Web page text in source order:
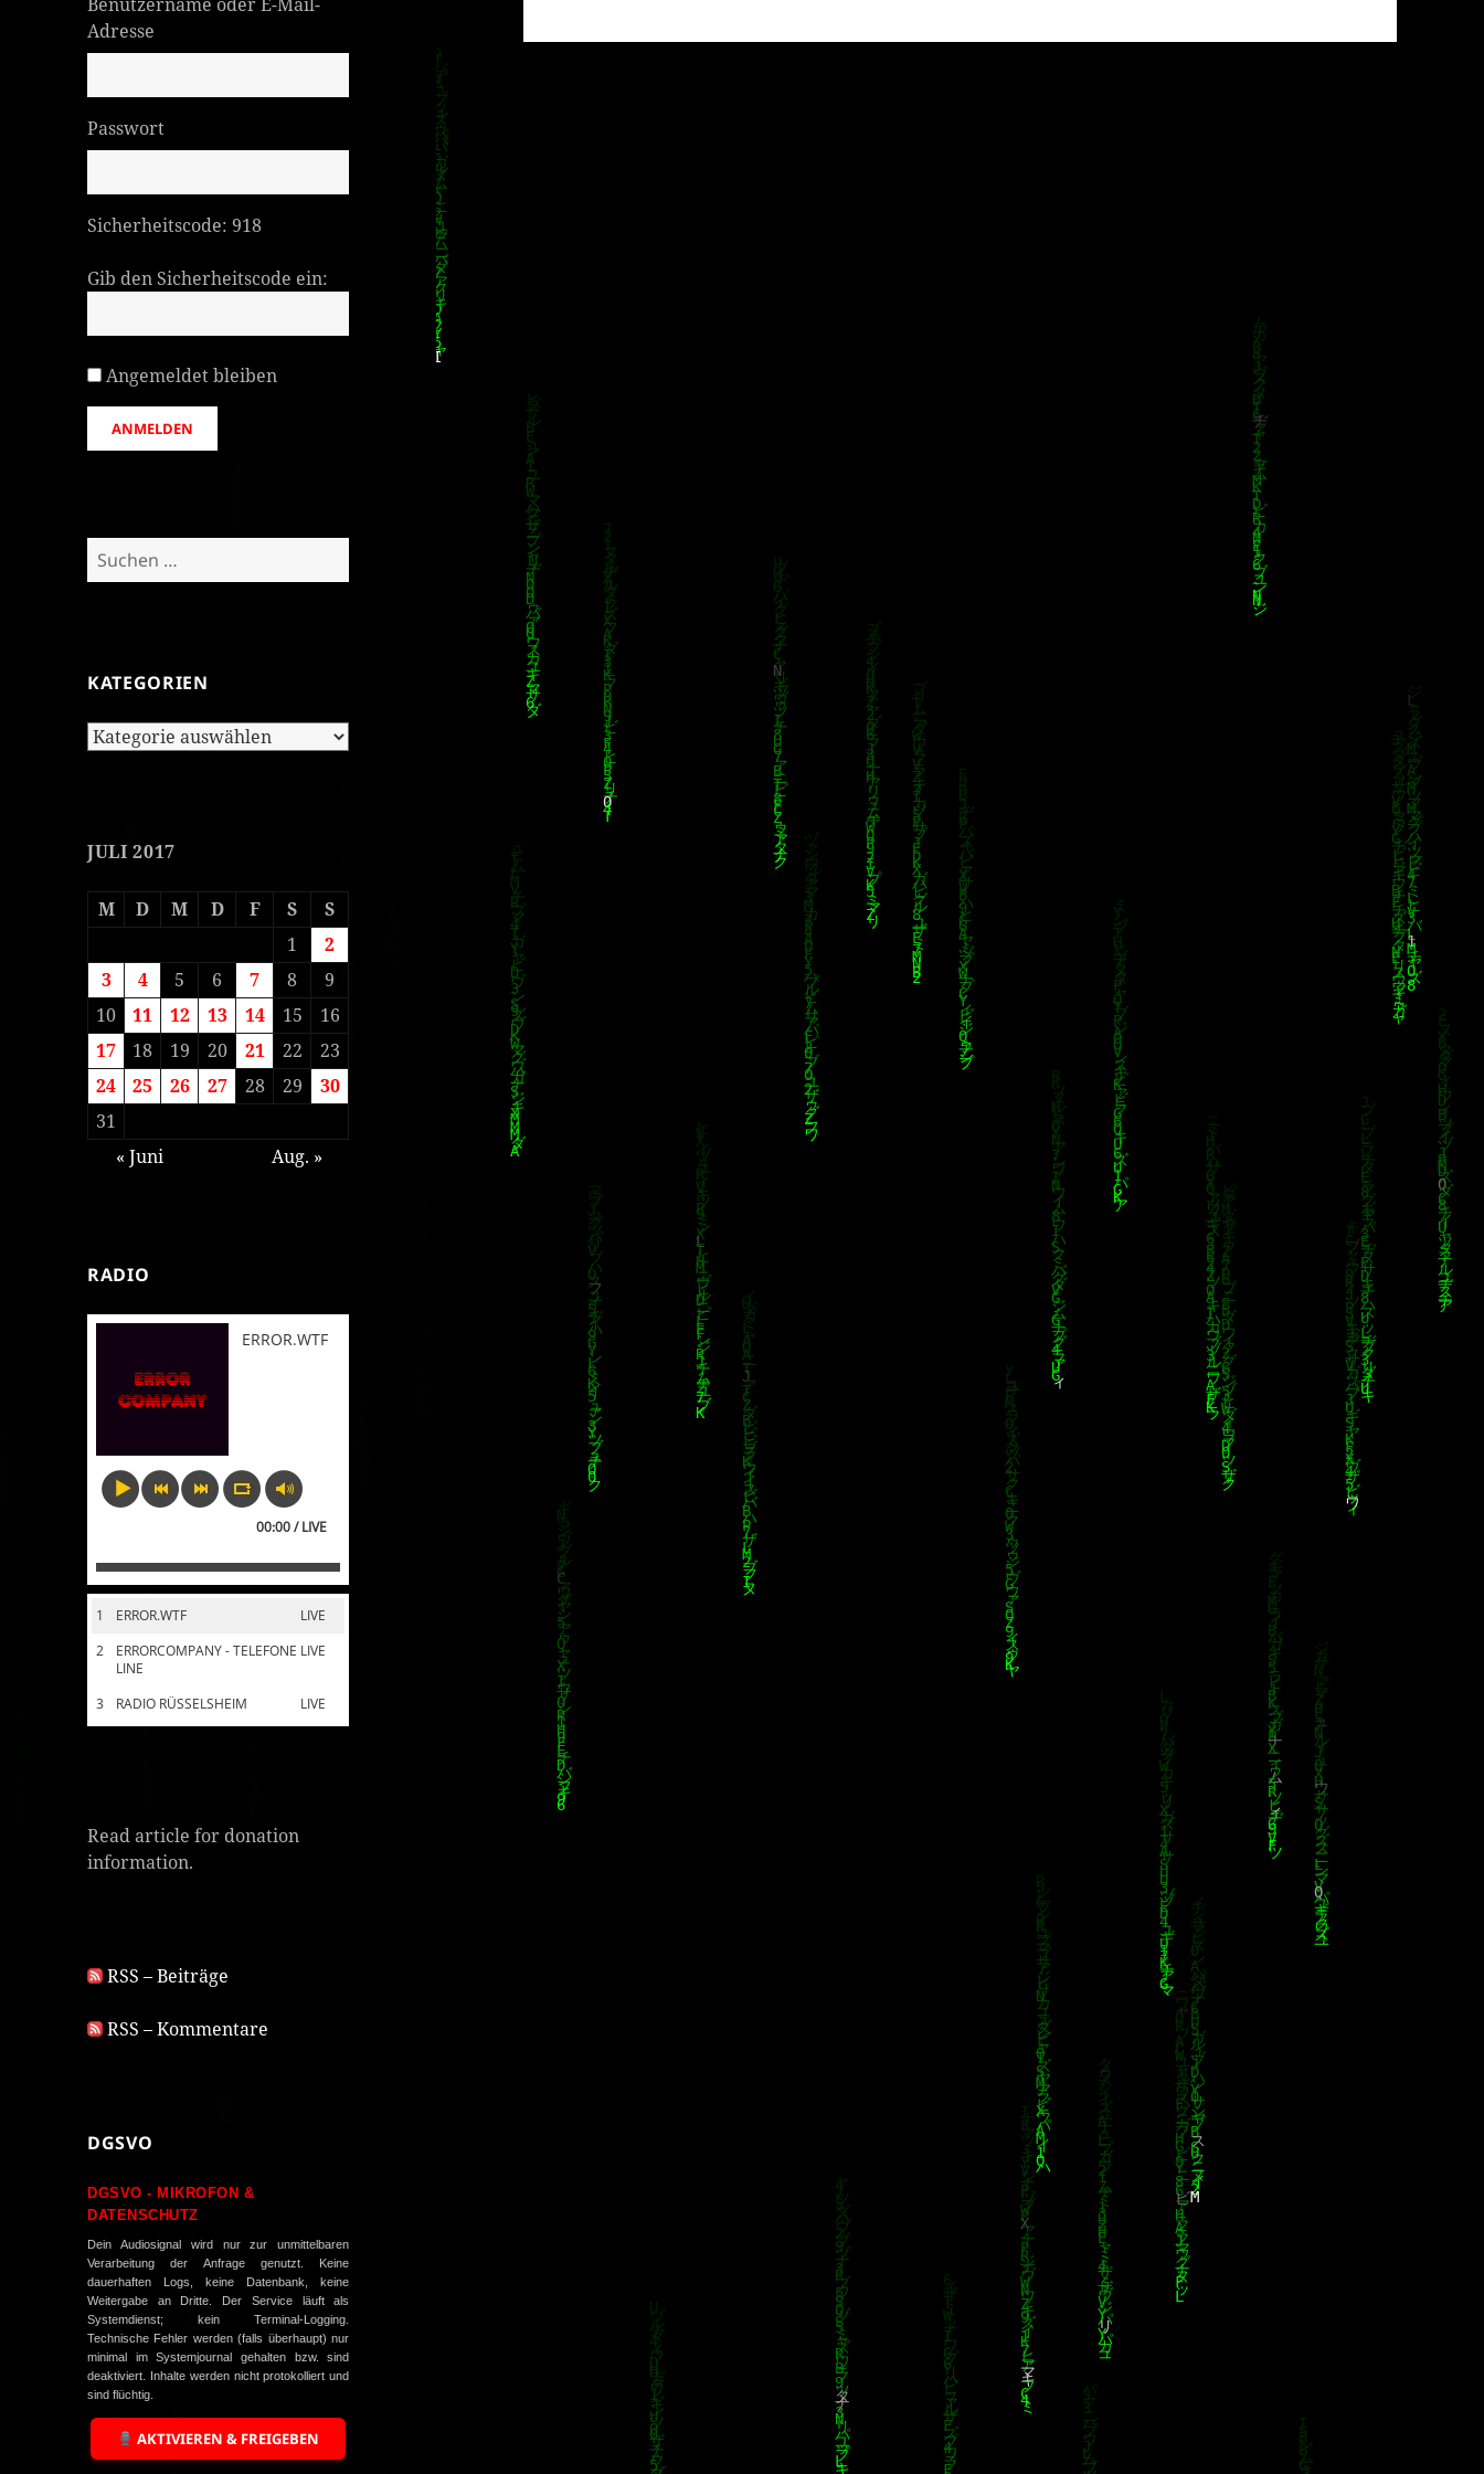
Adresse
Passwort
Sicherheitscode: 918
Gib den Sicherheitscode ein:
Angemeldet bleiben
ANMELDEN
Suchen
nach:
KATEGORIEN
Kategorien
JULI 2017
M D M D F S
S
1
2
3
4 5 6 7 8
9
10
11 12 13 14 15
16
17
18 19 20 21 22
23
24
25 26 27 28 29
30
31
« Juni
Aug. »
RADIO
ERROR.WTF
00:00 / LIVE
1 LIVE
ERROR.WTF
2
LIVE
ERRORCOMPANY - TELEFONE
LINE
3
LIVE
RADIO RÜSSELSHEIM
Read article for donation
information.
RSS – Beiträge
RSS – Kommentare
DGSVO
DGSVO - MIKROFON &
DATENSCHUTZ
Dein Audiosignal wird nur zur unmittelbaren
Verarbeitung der Anfrage genutzt. Keine
dauerhaften Logs, keine Datenbank, keine
Weitergabe an Dritte. Der Service läuft als
Systemdienst; kein Terminal-Logging.
Technische Fehler werden (falls überhaupt) nur
minimal im Systemjournal gehalten bzw. sind
deaktiviert. Inhalte werden nicht protokolliert und
sind flüchtig.
AKTIVIEREN & FREIGEBEN